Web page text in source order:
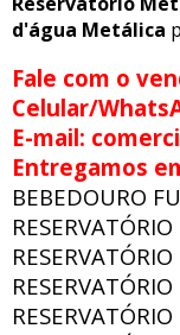
d'água Metálica
Fale com o
Celular/
E-mail:
Entregamos
BEBEDOURO